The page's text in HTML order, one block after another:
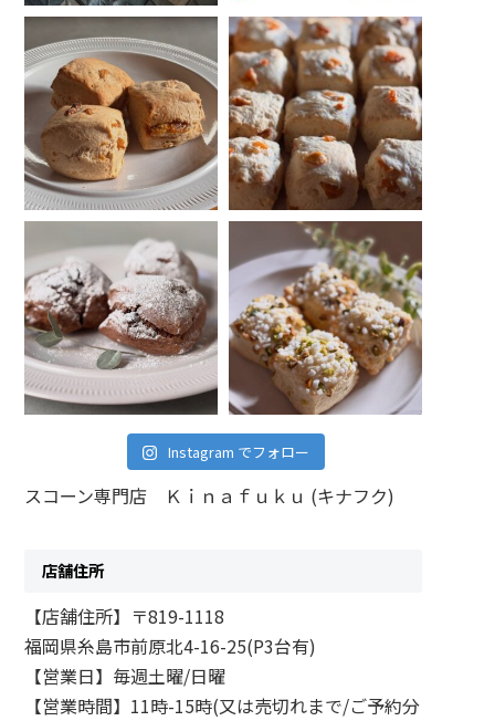
Instagram でフォロー
スコーン専門店 Ｋｉｎａｆｕｋｕ (キナフク)
店舗住所
【店舗住所】〒819-1118
福岡県糸島市前原北4-16-25(P3台有)
【営業日】毎週土曜/日曜
【営業時間】11時-15時(又は売切れまで/ご予約分